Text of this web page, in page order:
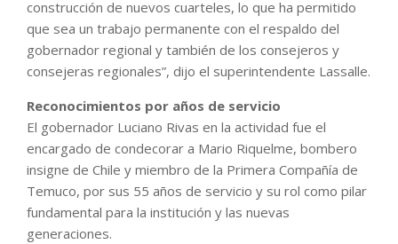
construcción de nuevos cuarteles, lo que ha permitido
que sea un trabajo permanente con el respaldo del
gobernador regional y también de los consejeros y
consejeras regionales”, dijo el superintendente Lassalle.
Reconocimientos por años de servicio
El gobernador Luciano Rivas en la actividad fue el
encargado de condecorar a Mario Riquelme, bombero
insigne de Chile y miembro de la Primera Compañía de
Temuco, por sus 55 años de servicio y su rol como pilar
fundamental para la institución y las nuevas
generaciones.